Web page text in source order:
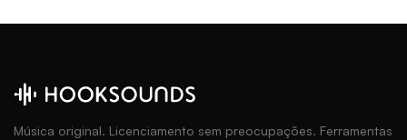
Música original. Licenciamento sem preocupações. Ferramentas